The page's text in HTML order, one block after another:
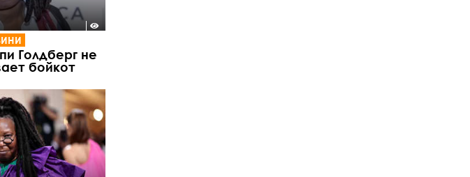
Голдберг не
бойкот